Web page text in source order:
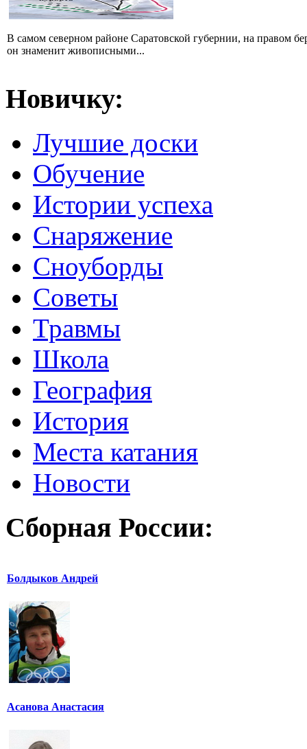
В самом северном районе Саратовской губернии, на правом
он знаменит живописными...
Новичку:
Лучшие доски
Обучение
Истории успеха
Снаряжение
Сноуборды
Советы
Травмы
Школа
География
История
Места катания
Новости
Сборная России:
Болдыков Андрей
Асанова Анастасия